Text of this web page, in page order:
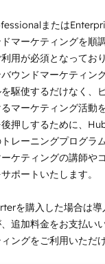
または
マーケティングを順
用が必須となってお
ウンドマーケティン
駆使するだけなく、
マーケティング活動
押しするために、
レーニングプログラ
ケティングの講師や
ポートいたします。
を購入した場合は導
追加料金をお支払い
ングをご利用いただけ